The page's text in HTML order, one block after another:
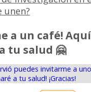
unen?
a un café!
tu salud 🤗
puedes invitarme a
a tu salud! ¡Gracias!